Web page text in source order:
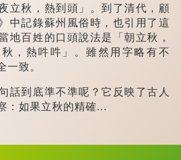
立秋，熱到頭」。到了清代，顧
中記錄蘇州風俗時，也引用了這
地百姓的口頭說法是「朝立秋，
，熱吽吽」。雖然用字略有不
一致。
到底準不準呢？它反映了古人
：如果立秋的精確...